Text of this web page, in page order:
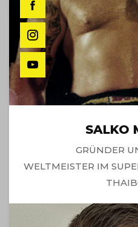
SALKO
GRÜNDER
WELTMEISTER IM